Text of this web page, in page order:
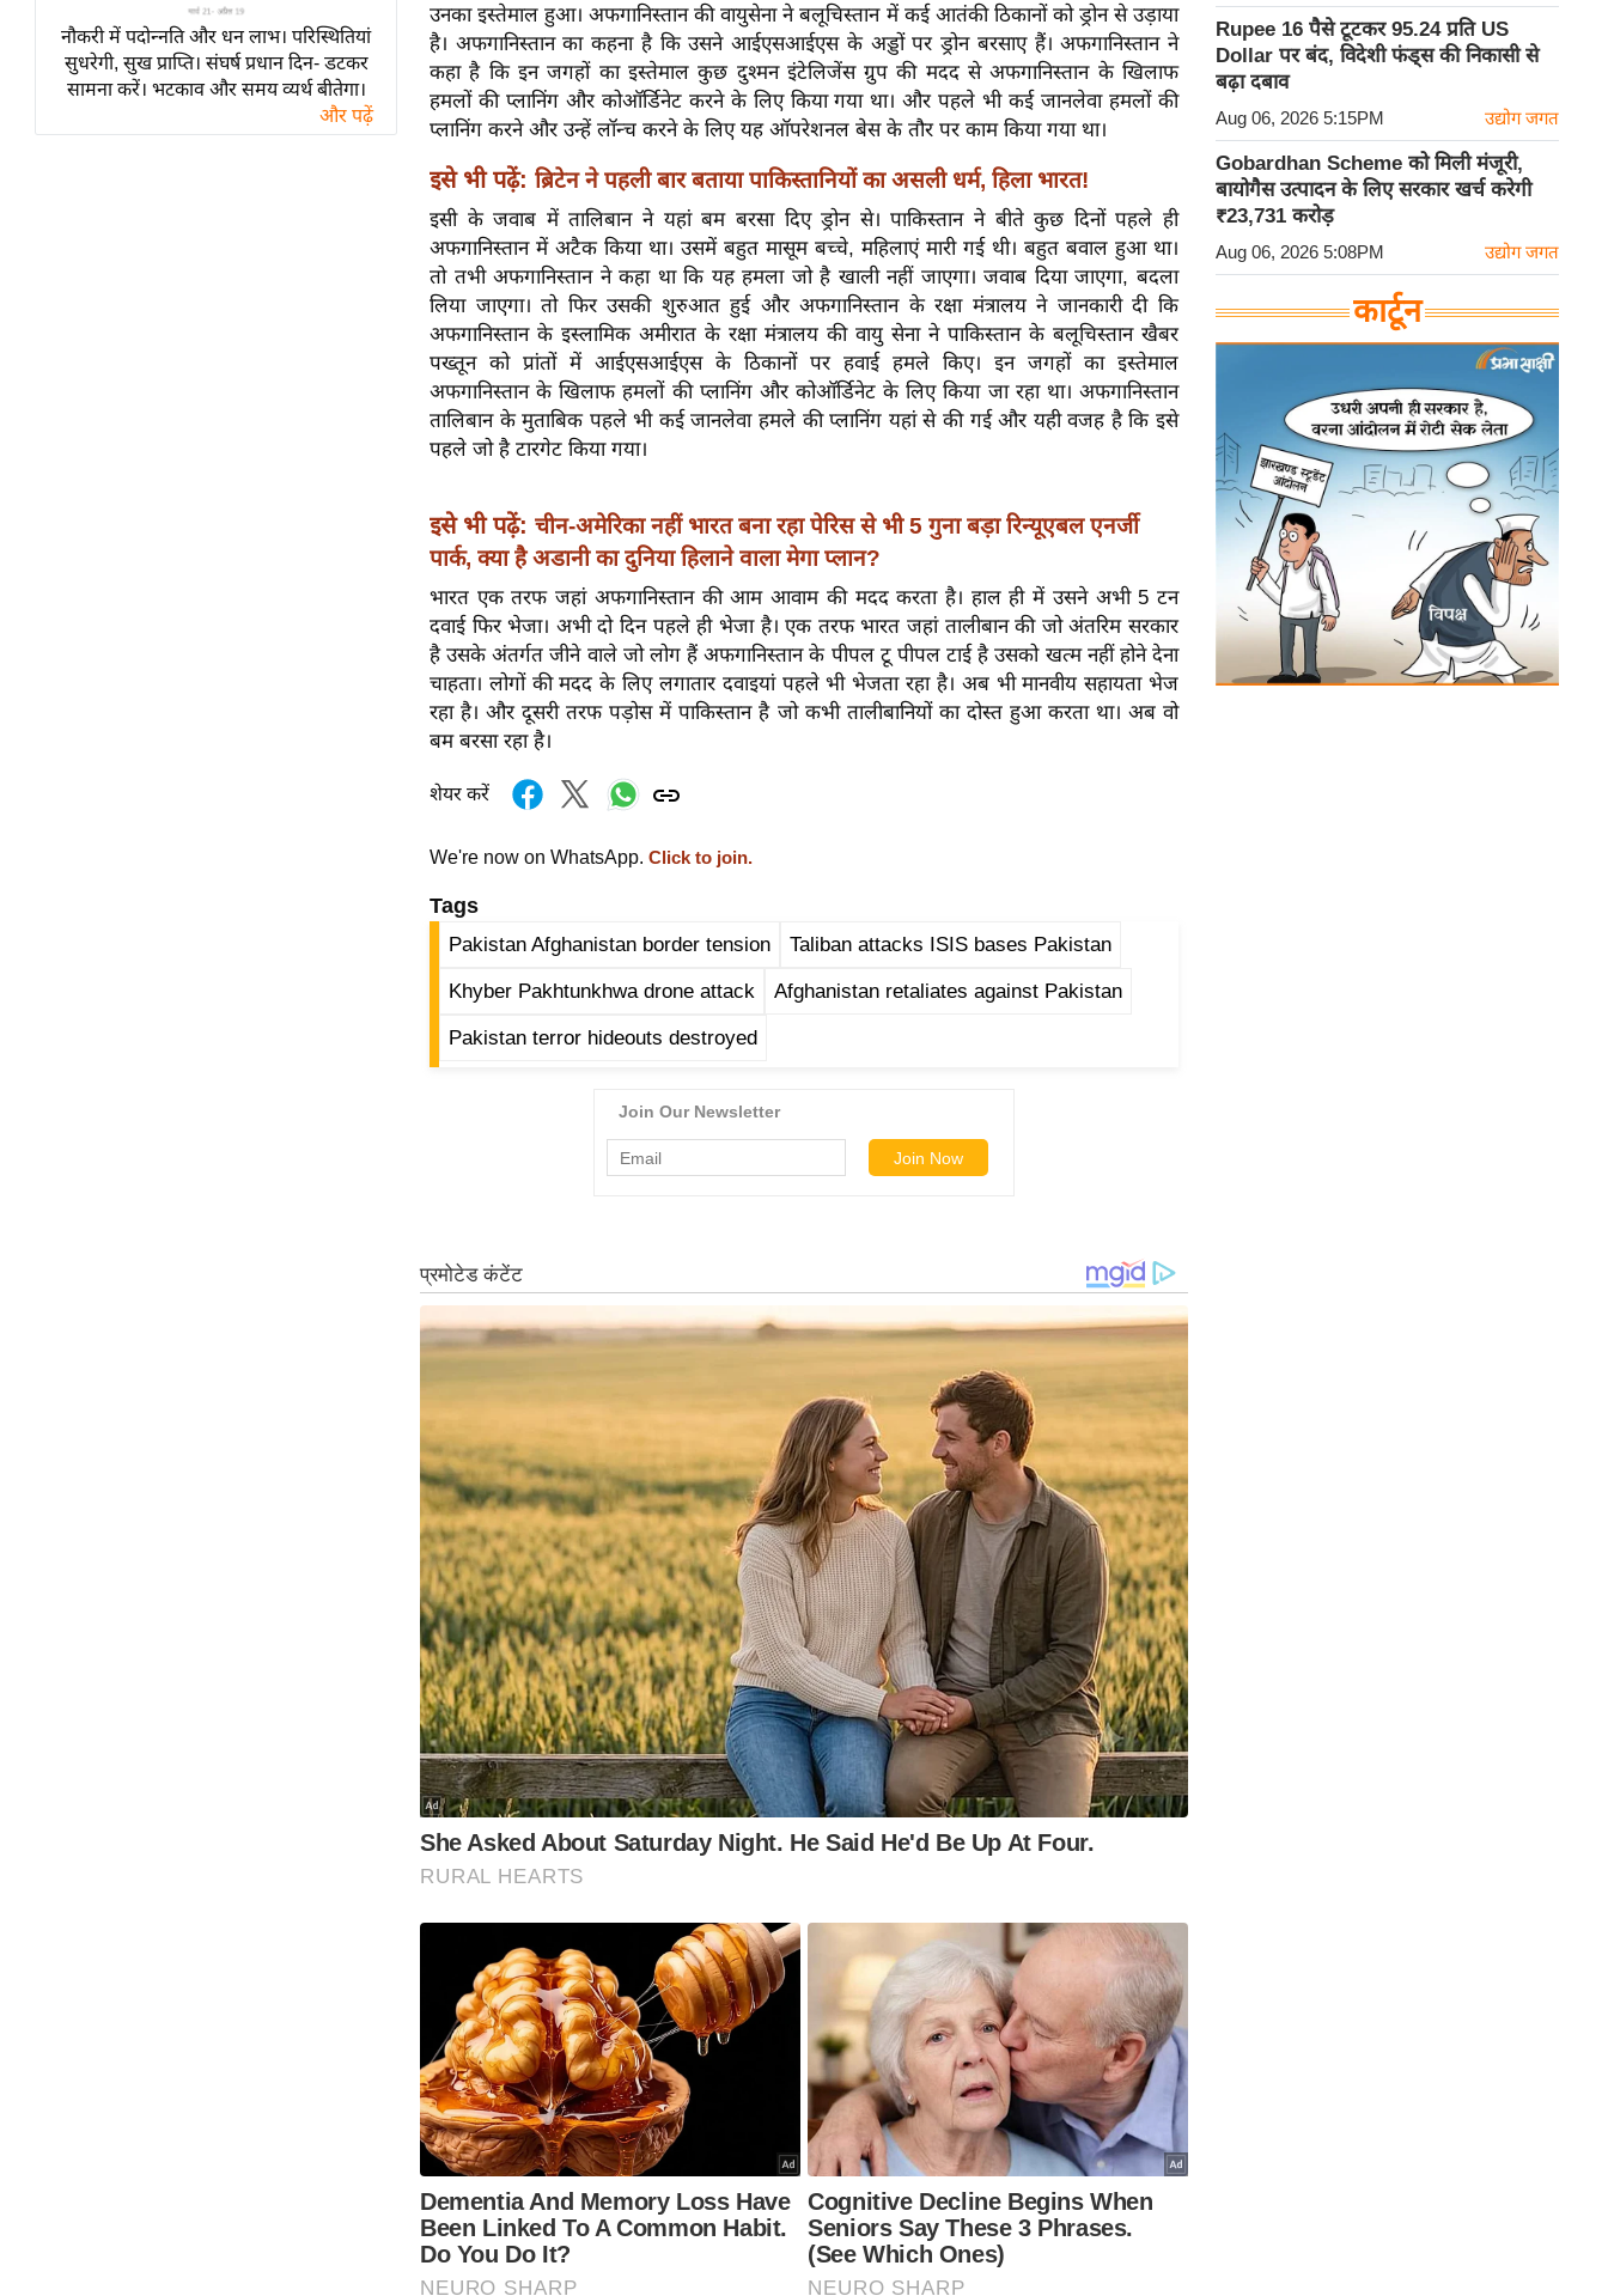
व्रत
त्योहार
राशिफल
विशेष
नौकरी में पदोन्नति और धन लाभ। परिस्थितियां
सुधरेगी, सुख प्राप्ति। संघर्ष प्रधान दिन- डटकर
सामना करें। भटकाव और समय व्यर्थ बीतेगा।
और पढ़ें
उनका इस्तेमाल हुआ। अफगानिस्तान की वायुसेना ने बलूचिस्तान में कई आतंकी ठिकानों को ड्रोन से उड़ाया
है। अफगानिस्तान का कहना है कि उसने आईएसआईएस के अड्डों पर ड्रोन बरसाए हैं। अफगानिस्तान ने
कहा है कि इन जगहों का इस्तेमाल कुछ दुश्मन इंटेलिजेंस ग्रुप की मदद से अफगानिस्तान के खिलाफ
हमलों की प्लानिंग और कोऑर्डिनेट करने के लिए किया गया था। और पहले भी कई जानलेवा हमलों की
प्लानिंग करने और उन्हें लॉन्च करने के लिए यह ऑपरेशनल बेस के तौर पर काम किया गया था।
इसे भी पढ़ें: ब्रिटेन ने पहली बार बताया पाकिस्तानियों का असली धर्म, हिला भारत!
इसी के जवाब में तालिबान ने यहां बम बरसा दिए ड्रोन से। पाकिस्तान ने बीते कुछ दिनों पहले ही
अफगानिस्तान में अटैक किया था। उसमें बहुत मासूम बच्चे, महिलाएं मारी गई थी। बहुत बवाल हुआ था।
तो तभी अफगानिस्तान ने कहा था कि यह हमला जो है खाली नहीं जाएगा। जवाब दिया जाएगा, बदला
लिया जाएगा। तो फिर उसकी शुरुआत हुई और अफगानिस्तान के रक्षा मंत्रालय ने जानकारी दी कि
अफगानिस्तान के इस्लामिक अमीरात के रक्षा मंत्रालय की वायु सेना ने पाकिस्तान के बलूचिस्तान खैबर
पख्तून को प्रांतों में आईएसआईएस के ठिकानों पर हवाई हमले किए। इन जगहों का इस्तेमाल
अफगानिस्तान के खिलाफ हमलों की प्लानिंग और कोऑर्डिनेट के लिए किया जा रहा था। अफगानिस्तान
तालिबान के मुताबिक पहले भी कई जानलेवा हमले की प्लानिंग यहां से की गई और यही वजह है कि इसे
पहले जो है टारगेट किया गया।
इसे भी पढ़ें: चीन-अमेरिका नहीं भारत बना रहा पेरिस से भी 5 गुना बड़ा रिन्यूएबल एनर्जी
पार्क, क्या है अडानी का दुनिया हिलाने वाला मेगा प्लान?
भारत एक तरफ जहां अफगानिस्तान की आम आवाम की मदद करता है। हाल ही में उसने अभी 5 टन
दवाई फिर भेजा। अभी दो दिन पहले ही भेजा है। एक तरफ भारत जहां तालीबान की जो अंतरिम सरकार
है उसके अंतर्गत जीने वाले जो लोग हैं अफगानिस्तान के पीपल टू पीपल टाई है उसको खत्म नहीं होने देना
चाहता। लोगों की मदद के लिए लगातार दवाइयां पहले भी भेजता रहा है। अब भी मानवीय सहायता भेज
रहा है। और दूसरी तरफ पड़ोस में पाकिस्तान है जो कभी तालीबानियों का दोस्त हुआ करता था। अब वो
बम बरसा रहा है।
शेयर करें
We're now on WhatsApp. Click to join.
Tags
Pakistan Afghanistan border tension Taliban attacks ISIS bases Pakistan
Khyber Pakhtunkhwa drone attack Afghanistan retaliates against Pakistan
Pakistan terror hideouts destroyed
Rupee 16 पैसे टूटकर 95.24 प्रति US
Dollar पर बंद, विदेशी फंड्स की निकासी से
बढ़ा दबाव
Aug 06, 2026 5:15PM उद्योग जगत
Gobardhan Scheme को मिली मंजूरी,
बायोगैस उत्पादन के लिए सरकार खर्च करेगी
₹23,731 करोड़
Aug 06, 2026 5:08PM उद्योग जगत
कार्टून